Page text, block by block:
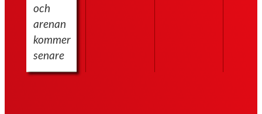
och
arenan
kommer
senare